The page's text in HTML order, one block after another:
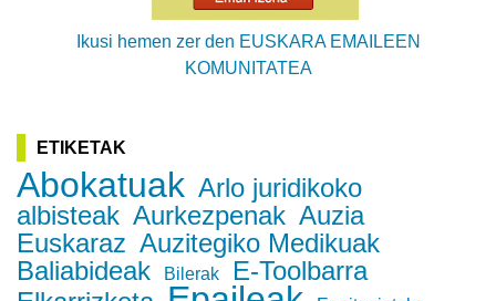
Ikusi hemen zer den EUSKARA EMAILEEN
KOMUNITATEA
ETIKETAK
Abokatuak Arlo juridikoko
albisteak Aurkezpenak Auzia
Euskaraz Auzitegiko Medikuak
Baliabideak
Bilerak
E-Toolbarra